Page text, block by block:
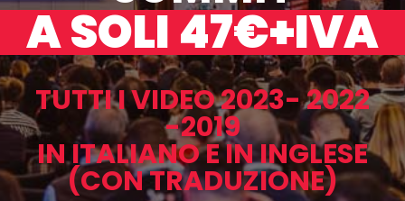
A SOLI 47€+IVA
TUTTI I VIDEO 2023- 2022
-2019
IN ITALIANO E IN INGLESE
(CON TRADUZIONE)